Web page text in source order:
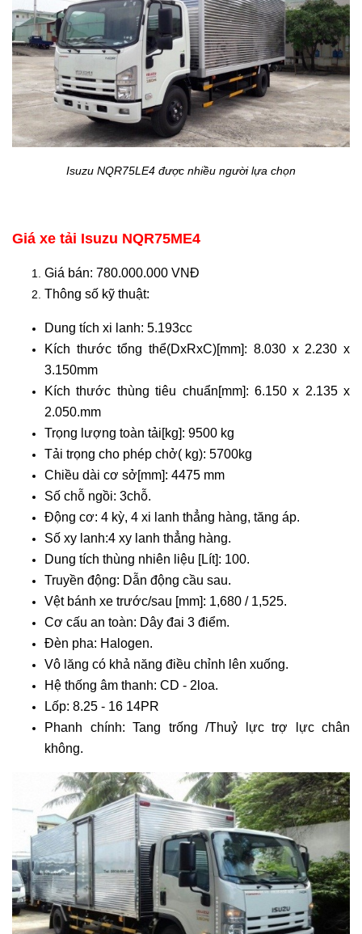
Isuzu NQR75LE4 được nhiều người lựa chọn
Giá xe tải Isuzu NQR75ME4
Giá bán: 780.000.000 VNĐ
Thông số kỹ thuật:
Dung tích xi lanh: 5.193cc
Kích thước tổng thể(DxRxC)[mm]: 8.030 x 2.230 x
3.150mm
Kích thước thùng tiêu chuẩn[mm]: 6.150 x 2.135 x
2.050.mm
Trọng lượng toàn tải[kg]: 9500 kg
Tải trọng cho phép chở( kg): 5700kg
Chiều dài cơ sở[mm]: 4475 mm
Số chỗ ngồi: 3chỗ.
Động cơ: 4 kỳ, 4 xi lanh thẳng hàng, tăng áp.
Số xy lanh:4 xy lanh thẳng hàng.
Dung tích thùng nhiên liệu [Lít]: 100.
Truyền động: Dẫn động cầu sau.
Vệt bánh xe trước/sau [mm]: 1,680 / 1,525.
Cơ cấu an toàn: Dây đai 3 điểm.
Đèn pha: Halogen.
Vô lăng có khả năng điều chỉnh lên xuống.
Hệ thống âm thanh: CD - 2loa.
Lốp: 8.25 - 16 14PR
Phanh chính: Tang trống /Thuỷ lực trợ lực chân
không.